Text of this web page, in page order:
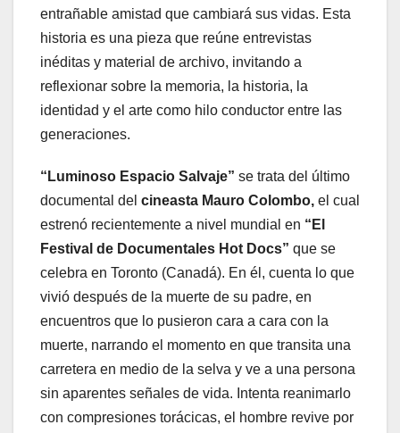
entrañable amistad que cambiará sus vidas. Esta
historia es una pieza que reúne entrevistas
inéditas y material de archivo, invitando a
reflexionar sobre la memoria, la historia, la
identidad y el arte como hilo conductor entre las
generaciones.
“Luminoso Espacio Salvaje” se trata del último
documental del cineasta Mauro Colombo, el cual
estrenó recientemente a nivel mundial en “El
Festival de Documentales Hot Docs” que se
celebra en Toronto (Canadá). En él, cuenta lo que
vivió después de la muerte de su padre, en
encuentros que lo pusieron cara a cara con la
muerte, narrando el momento en que transita una
carretera en medio de la selva y ve a una persona
sin aparentes señales de vida. Intenta reanimarlo
con compresiones torácicas, el hombre revive por